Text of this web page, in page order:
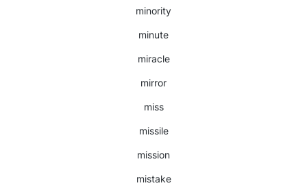
minority
minute
miracle
mirror
miss
missile
mission
mistake